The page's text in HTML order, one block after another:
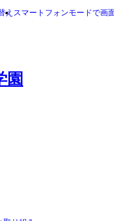
え スマートフォンモードで画
園